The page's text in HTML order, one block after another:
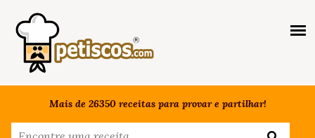
Mais de 26350 receitas para provar e partilhar!